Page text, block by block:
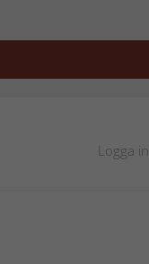
Logga in